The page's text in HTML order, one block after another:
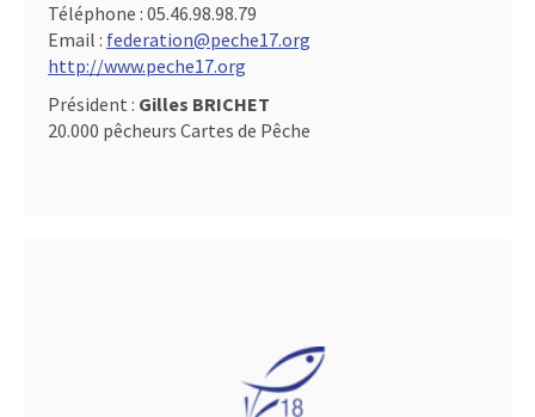
Téléphone : 05.46.98.98.79
Email : federation@peche17.org
http://www.peche17.org
Président : Gilles BRICHET
20.000 pêcheurs Cartes de Pêche